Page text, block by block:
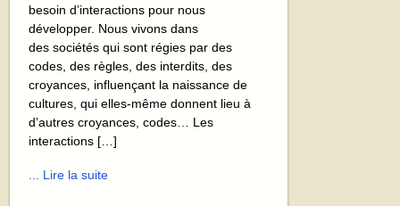
besoin d’interactions pour nous
développer. Nous vivons dans
des sociétés qui sont régies par des
codes, des règles, des interdits, des
croyances, influençant la naissance de
cultures, qui elles-même donnent lieu à
d’autres croyances, codes… Les
interactions […]
... Lire la suite